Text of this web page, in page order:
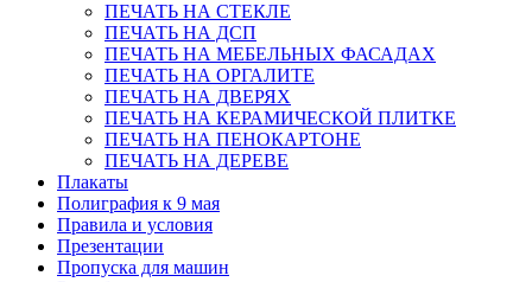
ПЕЧАТЬ НА СТЕКЛЕ
ПЕЧАТЬ НА ДСП
ПЕЧАТЬ НА МЕБЕЛЬНЫХ ФАСАДАХ
ПЕЧАТЬ НА ОРГАЛИТЕ
ПЕЧАТЬ НА ДВЕРЯХ
ПЕЧАТЬ НА КЕРАМИЧЕСКОЙ ПЛИТКЕ
ПЕЧАТЬ НА ПЕНОКАРТОНЕ
ПЕЧАТЬ НА ДЕРЕВЕ
Плакаты
Полиграфия к 9 мая
Правила и условия
Презентации
Пропуска для машин